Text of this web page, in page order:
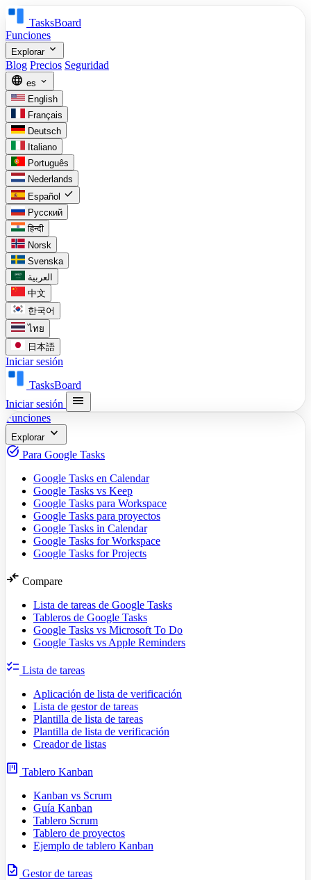
TasksBoard
Funciones
Explorar expand_more
Blog Precios Seguridad
language es expand_more
English
Français
Deutsch
Italiano
Português
Nederlands
Español check
Русский
हिन्दी
Norsk
Svenska
العربية
中文
한국어
ไทย
日本語
Iniciar sesión
TasksBoard
Iniciar sesión
menu
Funciones
Explorar expand_more
task_alt Para Google Tasks
Google Tasks en Calendar
Google Tasks vs Keep
Google Tasks para Workspace
Google Tasks para proyectos
Google Tasks in Calendar
Google Tasks for Workspace
Google Tasks for Projects
compare_arrows Compare
Lista de tareas de Google Tasks
Tableros de Google Tasks
Google Tasks vs Microsoft To Do
Google Tasks vs Apple Reminders
checklist Lista de tareas
Aplicación de lista de verificación
Lista de gestor de tareas
Plantilla de lista de tareas
Plantilla de lista de verificación
Creador de listas
view_kanban Tablero Kanban
Kanban vs Scrum
Guía Kanban
Tablero Scrum
Tablero de proyectos
Ejemplo de tablero Kanban
task Gestor de tareas